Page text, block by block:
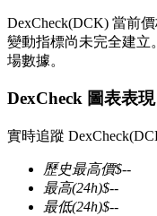
多種以USDT結
DexCheck(DCK) 當前
變動指標尚未完全建立
場數據。
DexCheck 圖表表現
實時追蹤
歷史最高價$--
最高(24h)$--
最低(24h)$--